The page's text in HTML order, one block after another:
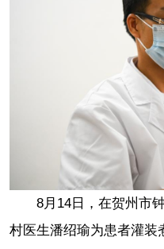
联盟
8月14日，在贺州市
村医生潘绍瑜为患者灌装